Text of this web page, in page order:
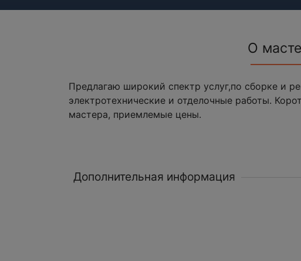
О
Предлагаю широкий спектр услуг,по сборке и
электротехнические и отделочные работы.
мастера, приемлемые цены.
Дополнительная информация